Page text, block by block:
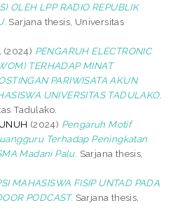
OLEH LPP RADIO REPUBLIK
Sarjana thesis, Universitas
(2024) PENGARUH ELECTRONIC
TERHADAP MINAT
PARIWISATA AKUN
UNIVERSITAS TADULAKO.
Tadulako.
(2024) Pengaruh Motif
Terhadap Peningkatan
Madani Palu. Sarjana thesis,
MAHASISWA FISIP UNTAD PADA
PODCAST. Sarjana thesis,